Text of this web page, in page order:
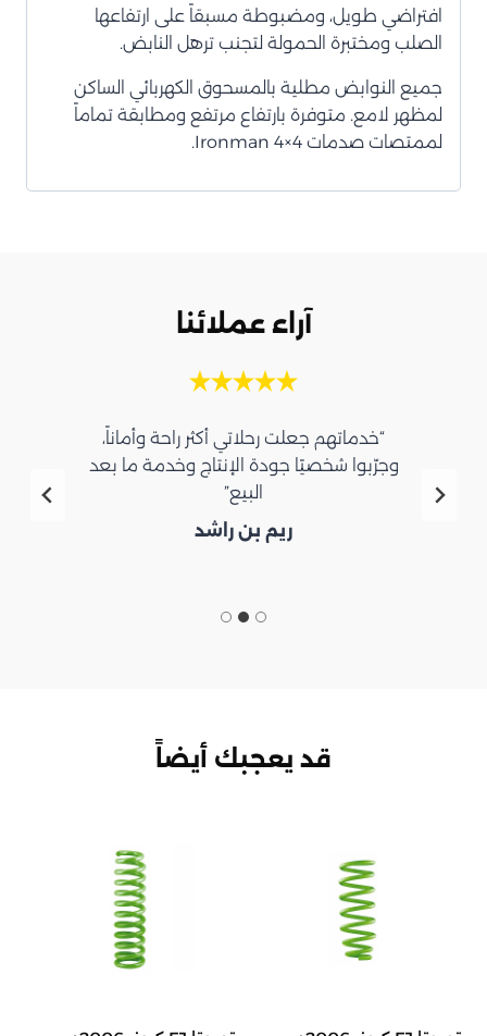
افتراضي طويل، ومضبوطة مسبقاً على ارتفاعها
الصلب ومختبرة الحمولة لتجنب ترهل النابض.
جميع النوابض مطلية بالمسحوق الكهربائي الساكن
لمظهر لامع. متوفرة بارتفاع مرتفع ومطابقة تماماً
لممتصات صدمات Ironman 4×4.
آراء عملائنا
“خدماتهم جعلت رحلاتي أكثر راحة وأماناً،
وجرّبوا شخصيًا جودة الإنتاج وخدمة ما بعد
البيع”
ريم بن راشد
قد يعجبك أيضاً